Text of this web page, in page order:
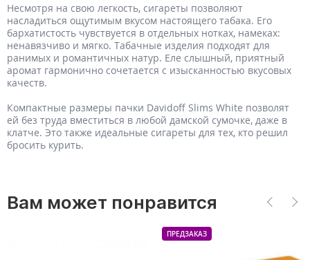
Несмотря на свою легкость, сигареты позволяют
насладиться ощутимым вкусом настоящего табака. Его
бархатистость чувствуется в отдельных нотках, намеках:
ненавязчиво и мягко. Табачные изделия подходят для
ранимых и романтичных натур. Еле слышный, приятный
аромат гармонично сочетается с изысканностью вкусовых
качеств.
Компактные размеры пачки Davidoff Slims White позволят
ей без труда вместиться в любой дамской сумочке, даже в
клатче. Это также идеальные сигареты для тех, кто решил
бросить курить.
Вам может понравится